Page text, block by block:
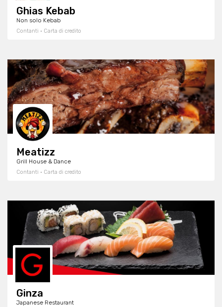
Ghias Kebab
Non solo Kebab
Contanti · Carta di credito
Meatizz
Grill House & Dance
Contanti · Carta di credito
Ginza
Japanese Restaurant